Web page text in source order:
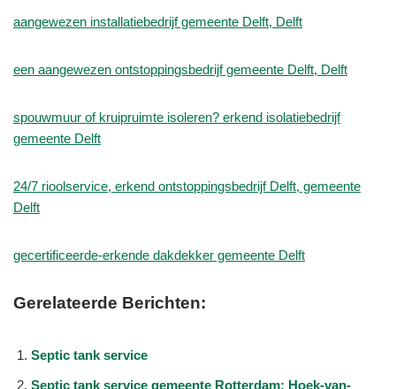
aangewezen installatiebedrijf gemeente Delft, Delft
een aangewezen ontstoppingsbedrijf gemeente Delft, Delft
spouwmuur of kruipruimte isoleren? erkend isolatiebedrijf
gemeente Delft
24/7 rioolservice, erkend ontstoppingsbedrijf Delft, gemeente
Delft
gecertificeerde-erkende dakdekker gemeente Delft
Gerelateerde Berichten:
Septic tank service
Septic tank service gemeente Rotterdam: Hoek-van-